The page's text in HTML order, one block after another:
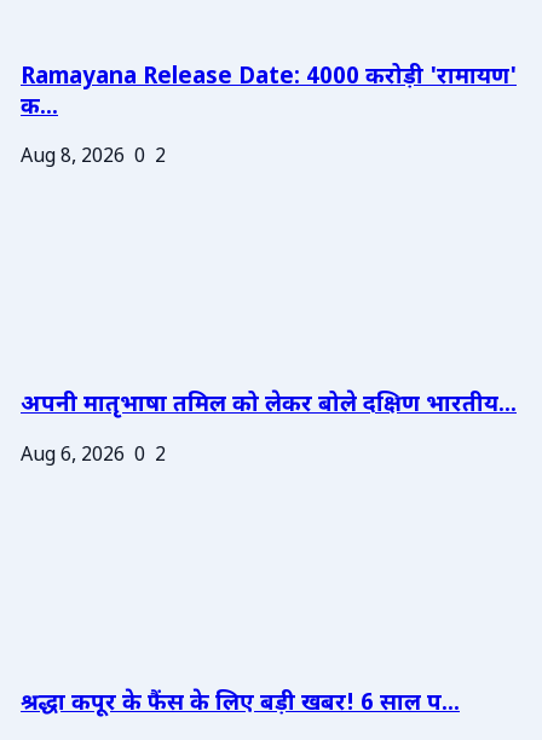
Ramayana Release Date: 4000 करोड़ी 'रामायण'
क...
Aug 8, 2026 0 2
अपनी मातृभाषा तमिल को लेकर बोले दक्षिण भारतीय...
Aug 6, 2026 0 2
श्रद्धा कपूर के फैंस के लिए बड़ी खबर! 6 साल प...